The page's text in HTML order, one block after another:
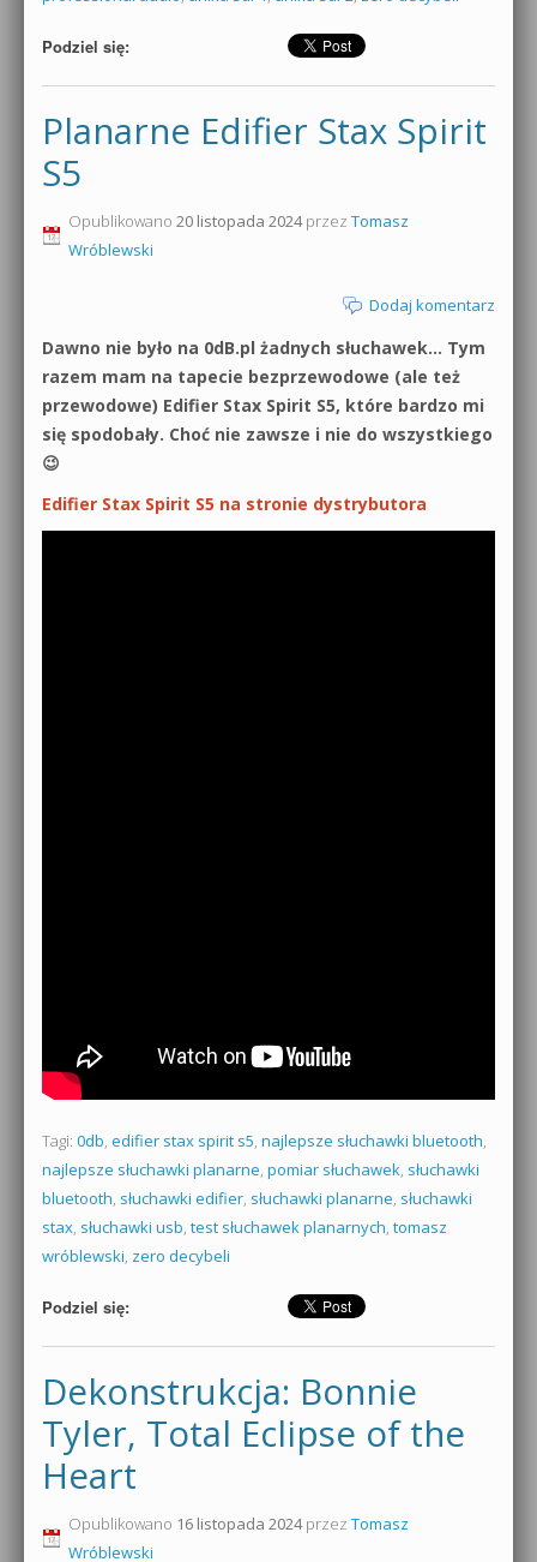
Podziel się:
Planarne Edifier Stax Spirit
S5
Opublikowano 20 listopada 2024przez Tomasz
Wróblewski
Dodaj komentarz
Dawno nie było na 0dB.pl żadnych słuchawek… Tym
razem mam na tapecie bezprzewodowe (ale też
przewodowe) Edifier Stax Spirit S5, które bardzo mi
się spodobały. Choć nie zawsze i nie do wszystkiego
😉
Edifier Stax Spirit S5 na stronie dystrybutora
Tagi: 0db, edifier stax spirit s5, najlepsze słuchawki bluetooth,
najlepsze słuchawki planarne, pomiar słuchawek, słuchawki
bluetooth, słuchawki edifier, słuchawki planarne, słuchawki
stax, słuchawki usb, test słuchawek planarnych, tomasz
wróblewski, zero decybeli
Podziel się:
Dekonstrukcja: Bonnie
Tyler, Total Eclipse of the
Heart
Opublikowano 16 listopada 2024przez Tomasz
Wróblewski